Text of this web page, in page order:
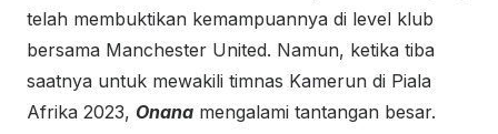
telah membuktikan kemampuannya di level klub
bersama Manchester United. Namun, ketika tiba
saatnya untuk mewakili timnas Kamerun di Piala
Afrika 2023, Onana mengalami tantangan besar.